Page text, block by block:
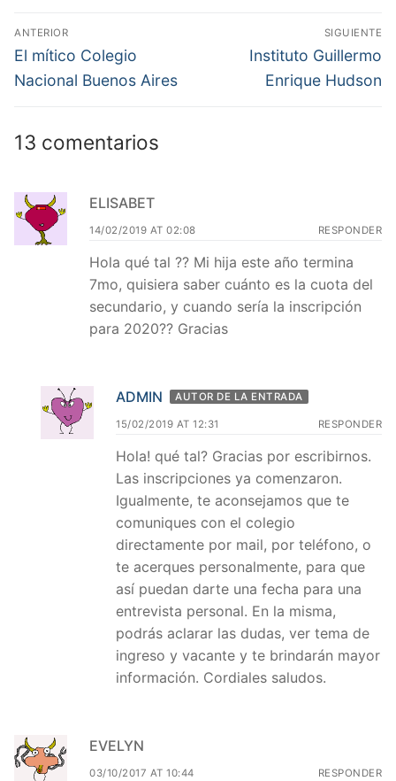
Navegación
de
entradas
ANTERIOR
Entrada
anterior:
El mítico Colegio
Nacional Buenos Aires
SIGUIENTE
Entrada
siguiente:
Instituto Guillermo
Enrique Hudson
13 comentarios
ELISABET
14/02/2019 AT 02:08 RESPONDER
Hola qué tal ?? Mi hija este año termina
7mo, quisiera saber cuánto es la cuota del
secundario, y cuando sería la inscripción
para 2020?? Gracias
ADMIN AUTOR DE LA ENTRADA
15/02/2019 AT 12:31 RESPONDER
Hola! qué tal? Gracias por escribirnos.
Las inscripciones ya comenzaron.
Igualmente, te aconsejamos que te
comuniques con el colegio
directamente por mail, por teléfono, o
te acerques personalmente, para que
así puedan darte una fecha para una
entrevista personal. En la misma,
podrás aclarar las dudas, ver tema de
ingreso y vacante y te brindarán mayor
información. Cordiales saludos.
EVELYN
03/10/2017 AT 10:44 RESPONDER